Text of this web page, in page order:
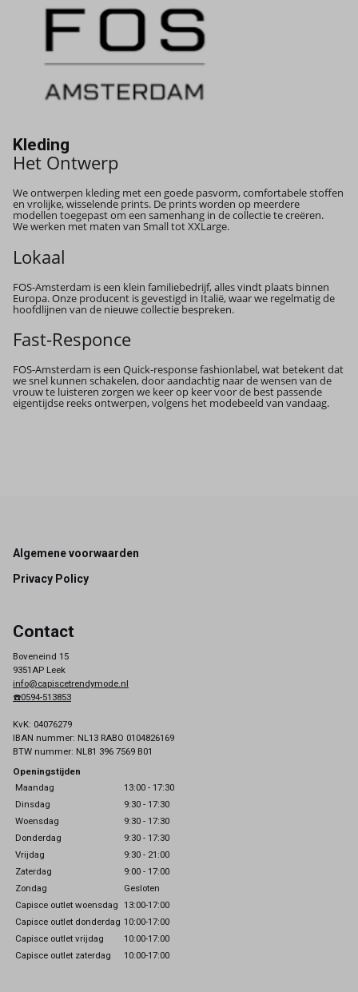
Kleding
Het Ontwerp​
We ontwerpen kleding met een goede pasvorm, comfortabele stoffen
en vrolijke, wisselende prints. De prints worden op meerdere
modellen toegepast om een samenhang in de collectie te creëren.
We werken met maten van Small tot XXLarge.
Lokaal
FOS-Amsterdam is een klein familiebedrijf, alles vindt plaats binnen
Europa. Onze producent is gevestigd in Italië, waar we regelmatig de
hoofdlijnen van de nieuwe collectie bespreken.
Fast-Responce
FOS-Amsterdam is een Quick-response fashionlabel, wat betekent dat
we snel kunnen schakelen, door aandachtig naar de wensen van de
vrouw te luisteren zorgen we keer op keer voor de best passende
eigentijdse reeks ontwerpen, volgens het modebeeld van vandaag.
Footer
Algemene voorwaarden
Privacy Policy
Contact
Boveneind 15
9351AP Leek
info@capiscetrendymode.nl
☎️0594-513853
KvK: 04076279
IBAN nummer: NL13 RABO 0104826169
BTW nummer: NL81 396 7569 B01
Openingstijden
Maandag
13:00 - 17:30
Dinsdag
9:30 - 17:30
Woensdag
9:30 - 17:30
Donderdag
9:30 - 17:30
Vrijdag
9:30 - 21:00
Zaterdag
9:00 - 17:00
Zondag
Gesloten
Capisce outlet woensdag 13:00-17:00
Capisce outlet donderdag 10:00-17:00
Capisce outlet vrijdag
10:00-17:00
Capisce outlet zaterdag
10:00-17:00